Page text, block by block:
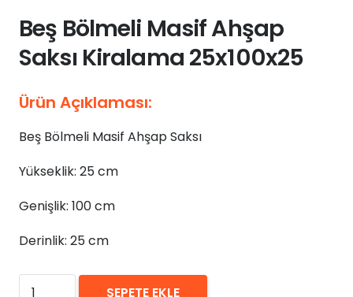
Beş Bölmeli Masif Ahşap
Saksı Kiralama 25x100x25
Ürün Açıklaması:
Beş Bölmeli Masif Ahşap Saksı
Yükseklik: 25 cm
Genişlik: 100 cm
Derinlik: 25 cm
₺0,00
Beş
SEPETE EKLE